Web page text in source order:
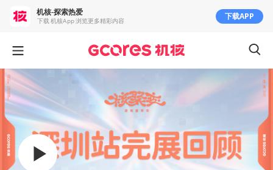
机核-探索热爱
下载 机核App 浏览更多精彩内容 下载APP